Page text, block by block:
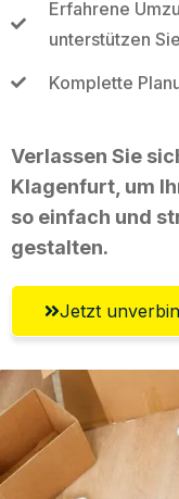
Erfahrene
unterstützen Sie
Komplette
Verlassen Sie
Klagenfurt, um
so einfach und
gestalten.
Jetzt